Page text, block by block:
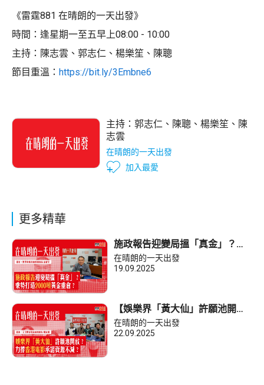
《雷霆881 在晴朗的一天出發》
時間：逢星期一至五早上08:00 - 10:00
主持：陳志雲、郭志仁、楊樂笙、陳聰
節目重溫： https://bit.ly/3Embne6
主持： 郭志仁 、 陳聰 、 楊樂笙 、 陳
志雲
在晴朗的一天出發
加入最愛
更多精華
施政報告迎變局搵「真金」？乘
勢打造2000噸黃金重倉？
在晴朗的一天出發
19.09.2025
【娛樂界「黃大仙」許願池開
放？】力撐香港電影承諾資源不
減？
在晴朗的一天出發
22.09.2025